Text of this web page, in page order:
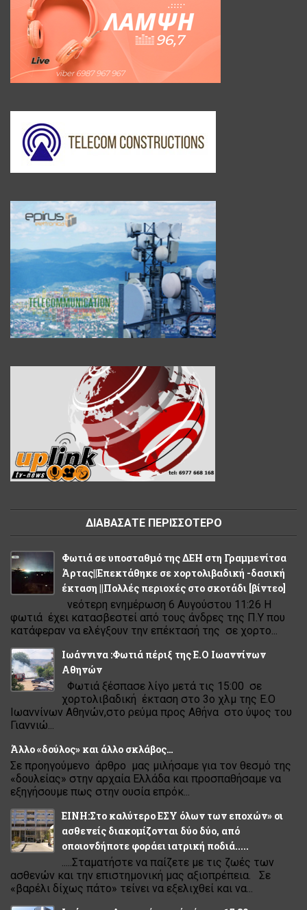
ΔΙΑΒΑΣΑΤΕ ΠΕΡΙΣΣΟΤΕΡΟ
Φωτιά σε υποσταθμό της ΔΕΗ στη Γραμμενίτσα
Άρτας||Επεκτάθηκε σε χορτολιβαδική -δασική
έκταση ||Πολλές περιοχές στο σκοτάδι [βίντεο]
νεότερη ενημέρωση 6 Αυγούστου 11:26 Η
φωτιά έχει κατασβεστεί από τους άνδρες της Π.Υ που
κατάφεραν να ελέγξουν την επέκτασή της σε χορτο...
Ιωάννινα :Φωτιά πέριξ της Ε.Ο Ιωαννίνων
Αθηνών
Φωτιά ξέσπασε λίγο μετά τις 15:00 σε
χορτολιβαδική έκταση στο 3ο χλμ της Ε.Ο
Ιωαννίνων Αθηνών,στο ρεύμα προς Αθήνα στο ύψος του
Γιαννιώ...
Άλλο «δούλος» και άλλο σκλάβος…
Σε προηγούμενο άρθρο μας μιλήσαμε για τον θεσμό της
«δουλείας» στην αρχαία Ελλάδα και προσπαθήσαμε να
εξηγήσουμε πως στην ουσία επρόκ...
ΕΙΝΗ:Στο καλύτερο ΕΣΥ όλων των εποχών» οι
ασθενείς διακομίζονται δύο δύο, από
οποιονδήποτε φοράει ιατρική ποδιά.....
.....Σταματήστε να παίζετε με τις ζωές των
ασθενών και την επιστημονική μας αξιοπρέπεια. Σε
«βαρέλι δίχως πάτο» τείνει να εξελιχθεί και να...